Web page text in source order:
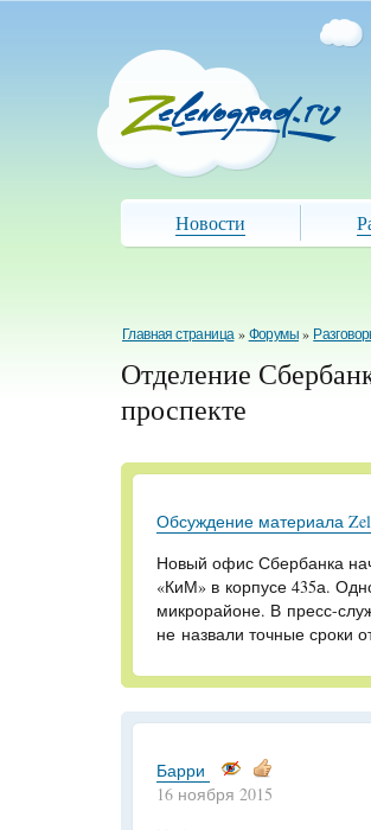
Новости
Главная страница »Форумы»
Отделение
проспекте
Обсуждение материала
Новый офис Сбербанка
«КиМ» в корпусе 435а.
микрорайоне. В пресс-
не назвали точные сроки
Барри
16 ноября 2015